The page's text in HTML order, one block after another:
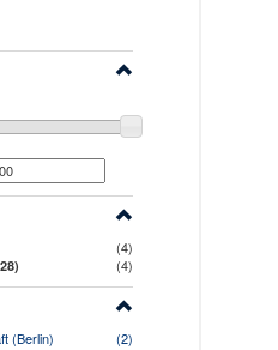
(4)
(4)
(Berlin) (2)